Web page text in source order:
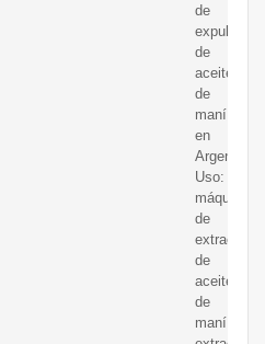
de
expulsores
de
aceite
de
maní
en
Argentina.
Uso:
máquina
de
extracción
de
aceite
de
maní,